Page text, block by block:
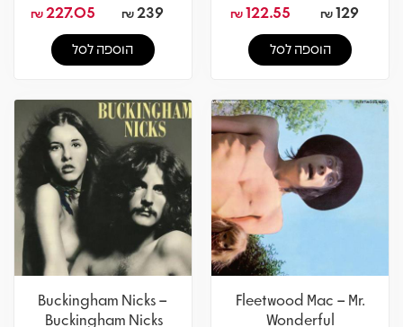
129
₪
122.55
₪
הוספה לסל
239
₪
227.05
₪
הוספה לסל
Fleetwood Mac – Mr.
Wonderful
Buckingham Nicks –
Buckingham Nicks